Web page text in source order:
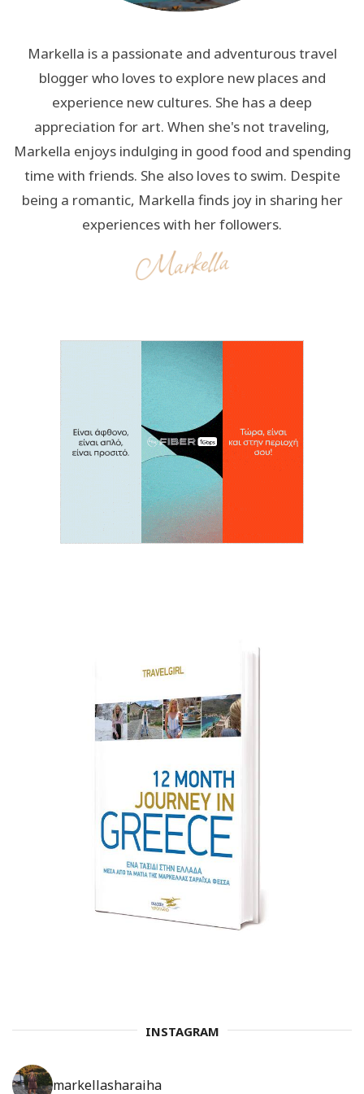
Markella is a passionate and adventurous travel
blogger who loves to explore new places and
experience new cultures. She has a deep
appreciation for art. When she's not traveling,
Markella enjoys indulging in good food and spending
time with friends. She also loves to swim. Despite
being a romantic, Markella finds joy in sharing her
experiences with her followers.
INSTAGRAM
markellasharaiha